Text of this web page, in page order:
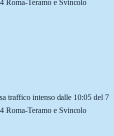
Roma-Teramo e Svincolo
traffico intenso dalle 10:05 del 7
Roma-Teramo e Svincolo